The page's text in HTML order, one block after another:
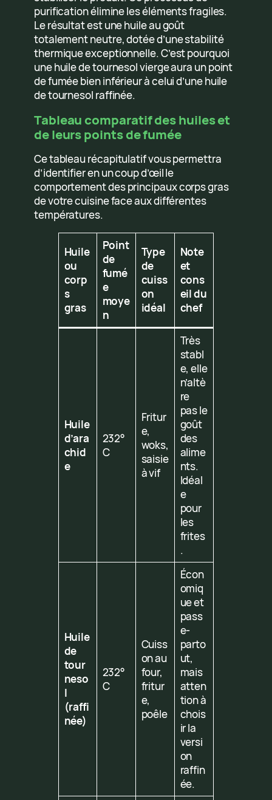
purification élimine les éléments fragiles.
Le résultat est une huile au goût
totalement neutre, dotée d’une stabilité
thermique exceptionnelle. C’est pourquoi
une huile de tournesol vierge aura un point
de fumée bien inférieur à celui d’une huile
de tournesol raffinée.
Tableau comparatif des huiles et
de leurs points de fumée
Ce tableau récapitulatif vous permettra
d’identifier en un coup d’œil le
comportement des principaux corps gras
de votre cuisine face aux différentes
températures.
Huile
ou
corp
s
gras
Point
de
fumé
e
moye
n
Type
de
cuiss
on
idéal
Note
et
cons
eil du
chef
Huile
d’ara
chid
e
232°
C
Fritur
e,
woks,
saisie
à vif
Très
stabl
e, elle
n’altè
re
pas le
goût
des
alime
nts.
Idéal
e
pour
les
frites
.
Huile
de
tour
neso
l
(raffi
née)
232°
C
Cuiss
on au
four,
fritur
e,
poêle
Écon
omiq
ue et
pass
e-
parto
ut,
mais
atten
tion à
chois
ir la
versi
on
raffin
ée.